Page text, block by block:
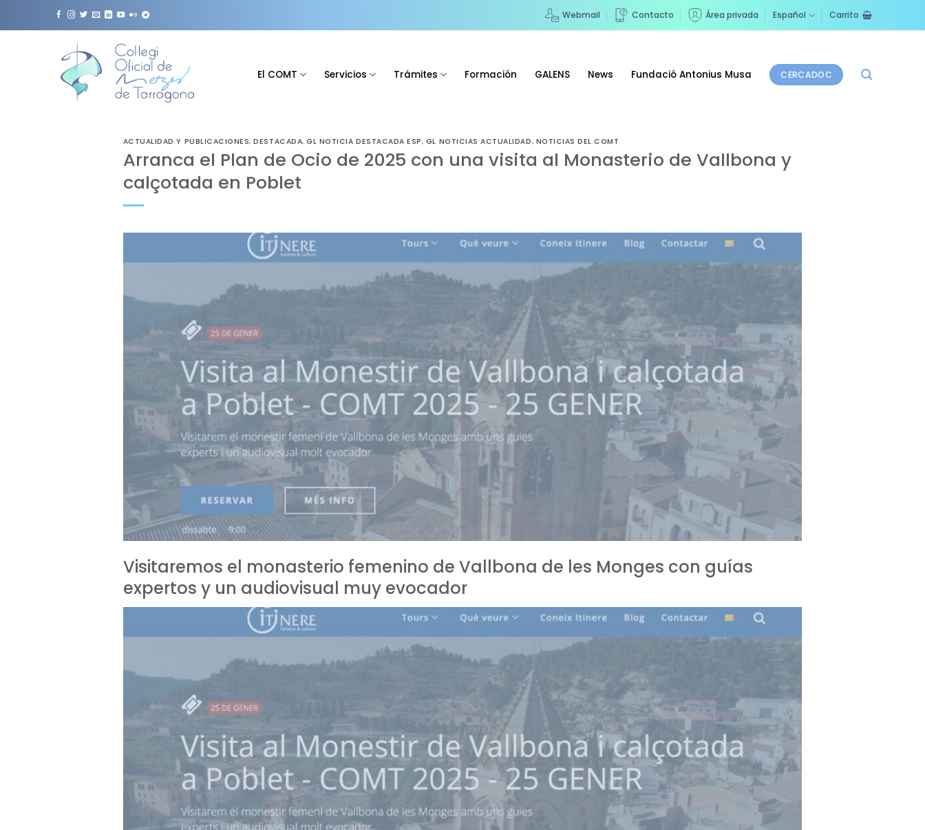
Webmail Contacto Área privada Español Carrito
El COMT Servicios Trámites Formación GALENS News Fundació Antonius Musa CERCADOC
ACTUALIDAD Y PUBLICACIONES,DESTACADA,GL NOTICIA DESTACADA ESP, GL NOTICIAS ACTUALIDAD, NOTICIAS DEL COMT
Arranca el Plan de Ocio de 2025 con una visita al Monasterio de Vallbona y
calçotada en Poblet
Visitaremos el monasterio femenino de Vallbona de les Monges con guías
expertos y un audiovisual muy evocador